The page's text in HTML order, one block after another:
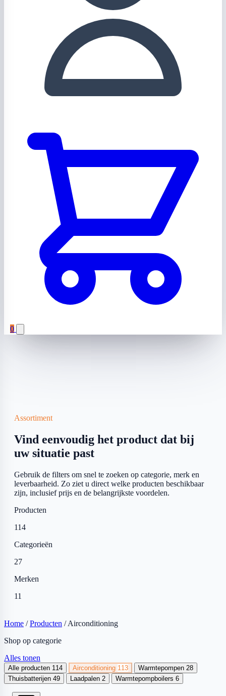
0
Assortiment
Vind eenvoudig het product dat bij
uw situatie past
Gebruik de filters om snel te zoeken op categorie, merk en
leverbaarheid. Zo ziet u direct welke producten beschikbaar
zijn, inclusief prijs en de belangrijkste voordelen.
Producten
114
Categorieën
27
Merken
11
Home / Producten / Airconditioning
Shop op categorie
Alles tonen
Alle producten 114 Airconditioning 113 Warmtepompen 28
Thuisbatterijen 49 Laadpalen 2 Warmtepompboilers 6